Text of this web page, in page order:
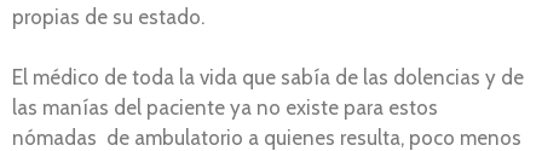
propias de su estado.
El médico de toda la vida que sabía de las dolencias y de
las manías del paciente ya no existe para estos
nómadas de ambulatorio a quienes resulta, poco menos